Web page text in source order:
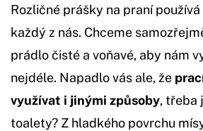
Rozličné prášky na praní
každý z nás. Chceme
prádlo čisté a voňavé, aby nám
nejdéle. Napadlo vás ale, že
využívat i jinými způsoby, třeba
toalety? Z hladkého povrchu